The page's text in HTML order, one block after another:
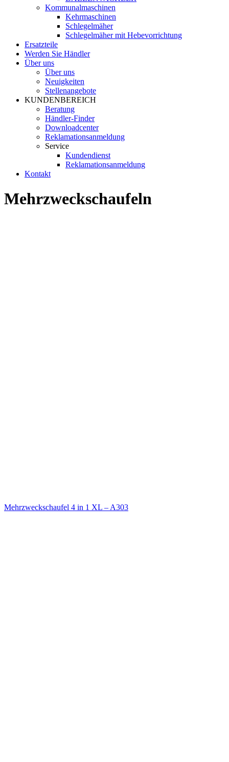
Kommunalmaschinen
Kehrmaschinen
Schlegelmäher
Schlegelmäher mit Hebevorrichtung
Ersatzteile
Werden Sie Händler
Über uns
Über uns
Neuigkeiten
Stellenangebote
KUNDENBEREICH
Beratung
Händler-Finder
Downloadcenter
Reklamationsanmeldung
Service
Kundendienst
Reklamationsanmeldung
Kontakt
Mehrzweckschaufeln
Mehrzweckschaufel 4 in 1 XL – A303